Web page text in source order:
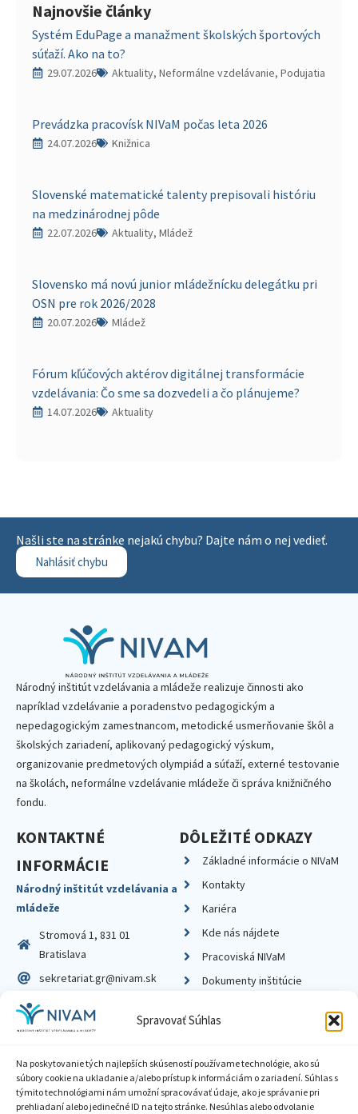
Spravovať Súhlas
Na poskytovanie tých najlepších skúseností používame technológie, ako sú
súbory cookie na ukladanie a/alebo prístup k informáciám o zariadení. Súhlas s
týmito technológiami nám umožní spracovávať údaje, ako je správanie pri
prehliadaní alebo jedinečné ID na tejto stránke. Nesúhlas alebo odvolanie
Najnovšie články
Systém EduPage a manažment školských športových
súťaží. Ako na to?
29.07.2026 Aktuality, Neformálne vzdelávanie, Podujatia
Prevádzka pracovísk NIVaM počas leta 2026
24.07.2026 Knižnica
Slovenské matematické talenty prepisovali históriu
na medzinárodnej pôde
22.07.2026 Aktuality, Mládež
Slovensko má novú junior mládežnícku delegátku pri
OSN pre rok 2026/2028
20.07.2026 Mládež
Fórum kľúčových aktérov digitálnej transformácie
vzdelávania: Čo sme sa dozvedeli a čo plánujeme?
14.07.2026 Aktuality
Našli ste na stránke nejakú chybu? Dajte nám o nej vedieť.
Nahlásiť chybu
Národný inštitút vzdelávania a mládeže realizuje činnosti ako
napríklad vzdelávanie a poradenstvo pedagogickým a
nepedagogickým zamestnancom, metodické usmerňovanie škôl a
školských zariadení, aplikovaný pedagogický výskum,
organizovanie predmetových olympiád a súťaží, externé testovanie
na školách, neformálne vzdelávanie mládeže či správa knižničného
fondu.
KONTAKTNÉ
INFORMÁCIE
Národný inštitút vzdelávania a
mládeže
Stromová 1, 831 01
Bratislava
sekretariat.gr@nivam.sk
IČO: 00164348
DIČ: 2020798714
DÔLEŽITÉ ODKAZY
Základné informácie o NIVaM
Kontakty
Kariéra
Kde nás nájdete
Pracoviská NIVaM
Dokumenty inštitúcie
Zásady ochrany súkromia